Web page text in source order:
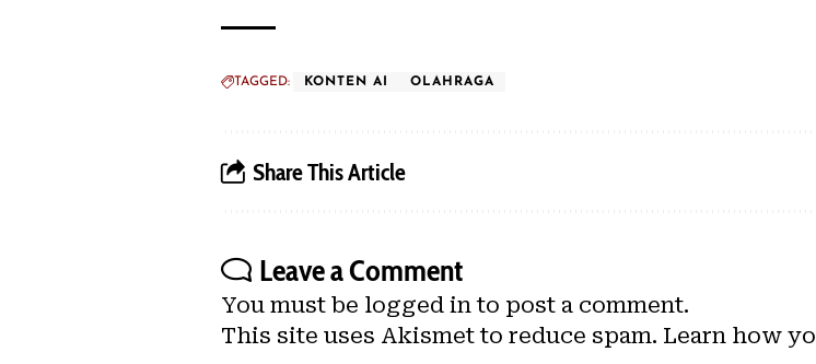
TAGGED: KONTEN AI OLAHRAGA
Share This Article
Leave a Comment
You must be logged into post a comment.
This site uses Akismet to reduce spam. Learn how